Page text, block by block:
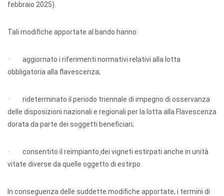
febbraio 2025).
Tali modifiche apportate al bando hanno:
· aggiornato i riferimenti normativi relativi alla lotta
obbligatoria alla flavescenza;
· rideterminato il periodo triennale di impegno di osservanza
delle disposizioni nazionali e regionali per la lotta alla Flavescenza
dorata da parte dei soggetti beneficiari;
· consentito il reimpianto dei vigneti estirpati anche in unità
vitate diverse da quelle oggetto di estirpo.
In conseguenza delle suddette modifiche apportate, i termini di